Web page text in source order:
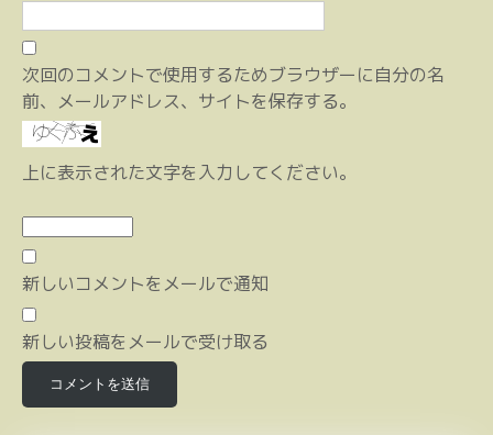
次回のコメントで使用するためブラウザーに自分の名
前、メールアドレス、サイトを保存する。
上に表示された文字を入力してください。
新しいコメントをメールで通知
新しい投稿をメールで受け取る